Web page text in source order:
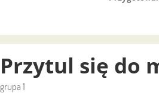
Przytul się do
grupa 1